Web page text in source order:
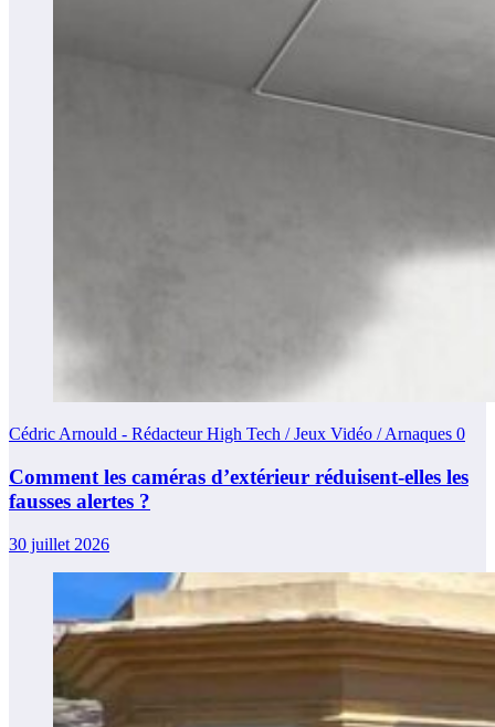
Cédric Arnould - Rédacteur High Tech / Jeux Vidéo / Arnaques 0
Comment les caméras d’extérieur réduisent-elles les
fausses alertes ?
30 juillet 2026